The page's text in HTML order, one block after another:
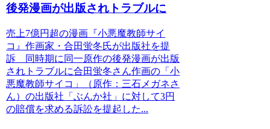
後発漫画が出版されトラブルに
売上7億円超の漫画『小悪魔教師サイ
コ』作画家・合田蛍冬氏が出版社を提
訴 同時期に同一原作の後発漫画が出版
されトラブルに合田蛍冬さん作画の「小
悪魔教師サイコ」（原作：三石メガネさ
ん）の出版社「ぶんか社」に対して3円
の賠償を求める訴訟を提起した...